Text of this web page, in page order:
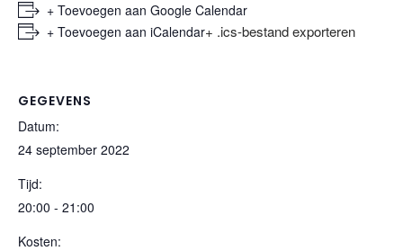
+ Toevoegen aan Google Calendar
+ Toevoegen aan iCalendar+ .ics-bestand exporteren
GEGEVENS
Datum:
24 september 2022
Tijd:
20:00 - 21:00
Kosten: